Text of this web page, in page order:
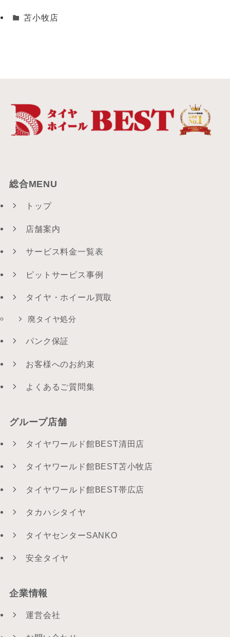
苫小牧店
総合MENU
トップ
店舗案内
サービス料金一覧表
ピットサービス事例
タイヤ・ホイール買取
廃タイヤ処分
パンク保証
お客様へのお約束
よくあるご質問集
グループ店舗
タイヤワールド館BEST清田店
タイヤワールド館BEST苫小牧店
タイヤワールド館BEST帯広店
タカハシタイヤ
タイヤセンターSANKO
安全タイヤ
企業情報
運営会社